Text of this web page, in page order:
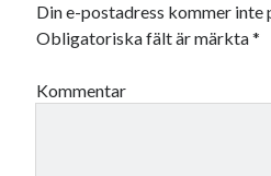
Din e-postadress kommer inte
Obligatoriska fält är märkta*
Kommentar